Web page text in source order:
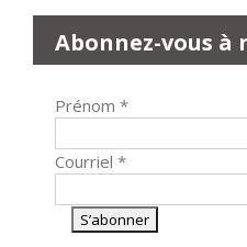
Abonnez-vous
Prénom *
Courriel *